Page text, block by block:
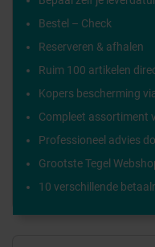
Bestel – Check
Reserveren & afhalen
Ruim 100 artikelen
Kopers bescherming
Compleet assortiment
Professioneel advies
Grootste Tegel
10 verschillende